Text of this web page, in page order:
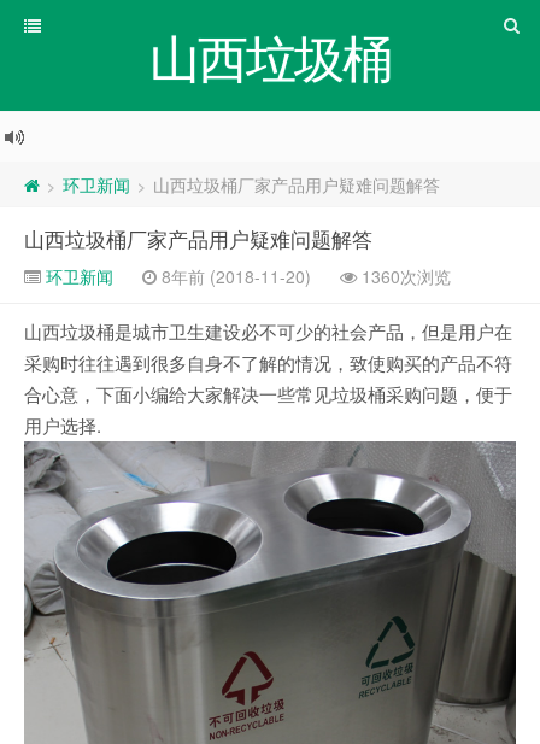
山西垃圾桶
> 环卫新闻 > 山西垃圾桶厂家产品用户疑难问题解答
山西垃圾桶厂家产品用户疑难问题解答
环卫新闻 8年前 (2018-11-20) 1360次浏览
山西垃圾桶是城市卫生建设必不可少的社会产品，但是用户在
采购时往往遇到很多自身不了解的情况，致使购买的产品不符
合心意，下面小编给大家解决一些常见垃圾桶采购问题，便于
用户选择.